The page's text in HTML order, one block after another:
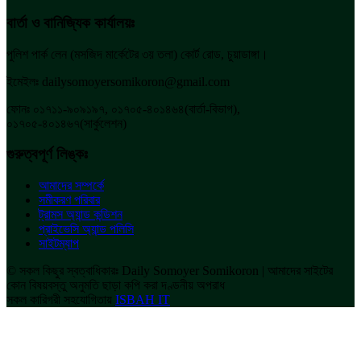
বার্তা ও বানিজ্যিক কার্যালয়ঃ
পুলিশ পার্ক লেন (মসজিদ মার্কেটের ৩য় তলা) কোর্ট রোড, চুয়াডাঙ্গা।
ইমেইলঃ dailysomoyersomikoron@gmail.com
ফোনঃ ০১৭১১-৯০৯১৯৭, ০১৭০৫-৪০১৪৬৪(বার্তা-বিভাগ),
০১৭০৫-৪০১৪৬৭(সার্কুলেশন)
গুরুত্বপূর্ণ লিঙ্কঃ
আমাদের সম্পর্কে
সমীকরণ পরিবার
ট্রামস অ্যান্ড কন্ডিশন
প্রাইভেসি অ্যান্ড পলিসি
সাইটম্যাপ
© সকল কিছুর স্বত্বাধিকারঃ Daily Somoyer Somikoron | আমাদের সাইটের
কোন বিষয়বস্তু অনুমতি ছাড়া কপি করা দণ্ডনীয় অপরাধ
সকল কারিগরী সহযোগিতায় ISBAH IT